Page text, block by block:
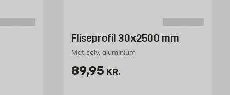
kr. /stk
Fliseprofil 30x2500 mm
Mat sølv, aluminium
Pris 89.95 kr. /stk
89,95 KR.